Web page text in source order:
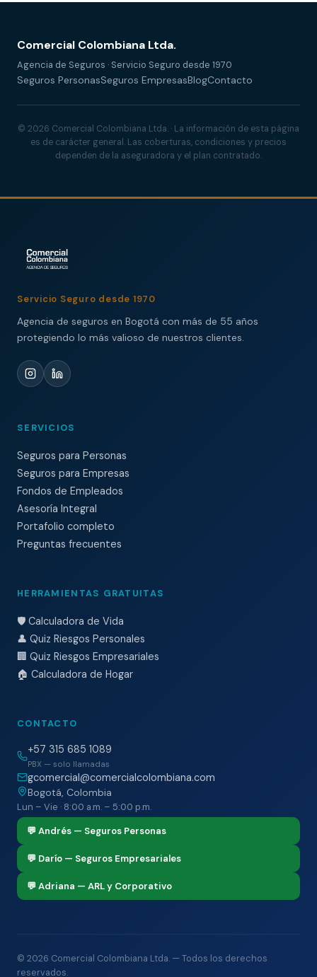
Comercial Colombiana Ltda.
Agencia de Seguros · Servicio Seguro desde 1970
Seguros PersonasSeguros EmpresasBlogContacto
© 2026 Comercial Colombiana Ltda. · La información de esta página
es de carácter general. Las coberturas, condiciones y precios
dependen de la aseguradora y el plan contratado.
Servicio Seguro desde 1970
Agencia de seguros en Bogotá con más de 55 años
protegiendo lo más valioso de nuestros clientes.
SERVICIOS
Seguros para Personas
Seguros para Empresas
Fondos de Empleados
Asesoría Integral
Portafolio completo
Preguntas frecuentes
HERRAMIENTAS GRATUITAS
🛡️ Calculadora de Vida
👤 Quiz Riesgos Personales
🏢 Quiz Riesgos Empresariales
🏠 Calculadora de Hogar
CONTACTO
+57 315 685 1089
PBX — solo llamadas
gcomercial@comercialcolombiana.com
Bogotá, Colombia
Lun – Vie · 8:00 a.m. – 5:00 p.m.
💬 Andrés — Seguros Personas
💬 Darío — Seguros Empresariales
💬 Adriana — ARL y Corporativo
© 2026 Comercial Colombiana Ltda. — Todos los derechos
reservados.